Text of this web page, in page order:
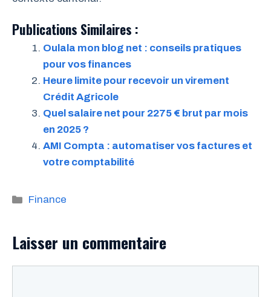
Publications Similaires :
Oulala mon blog net : conseils pratiques
pour vos finances
Heure limite pour recevoir un virement
Crédit Agricole
Quel salaire net pour 2275 € brut par mois
en 2025 ?
AMI Compta : automatiser vos factures et
votre comptabilité
Catégories
Finance
Laisser un commentaire